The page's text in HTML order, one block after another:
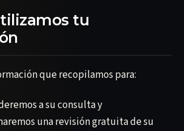
tu
que recopilamos para:
a su consulta y
una revisión gratuita de su